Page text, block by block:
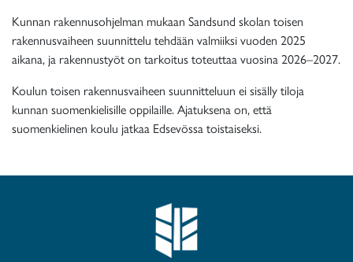
Kunnan rakennusohjelman mukaan Sandsund skolan toisen
rakennusvaiheen suunnittelu tehdään valmiiksi vuoden 2025
aikana, ja rakennustyöt on tarkoitus toteuttaa vuosina 2026–2027.
Koulun toisen rakennusvaiheen suunnitteluun ei sisälly tiloja
kunnan suomenkielisille oppilaille. Ajatuksena on, että
suomenkielinen koulu jatkaa Edsevössa toistaiseksi.